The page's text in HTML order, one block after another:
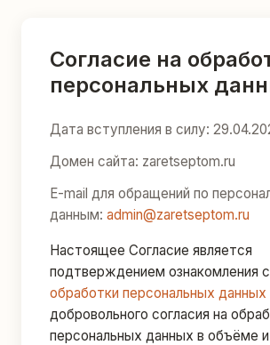
Согласие на
персональных
Дата вступления в силу:
Домен сайта: zaretseptom.ru
E-mail для обращений по
данным: admin@zaretseptom.ru
Настоящее Согласие является
подтверждением ознакомления с
обработки персональных данных
добровольного согласия на
персональных данных в объёме и